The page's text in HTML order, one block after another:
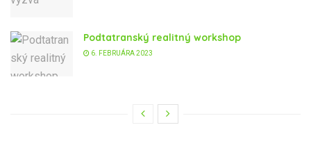
Podtatranský realitný workshop
6. FEBRUÁRA 2023